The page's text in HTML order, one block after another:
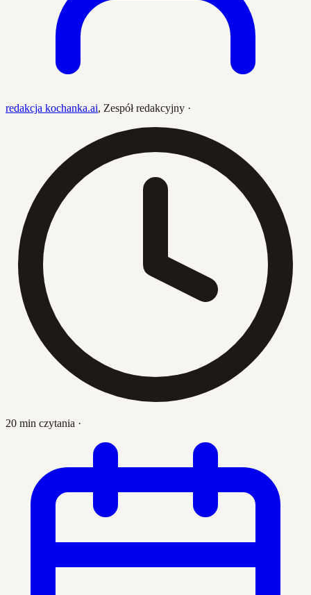
redakcja kochanka.ai, Zespół redakcyjny ·
20 min czytania ·